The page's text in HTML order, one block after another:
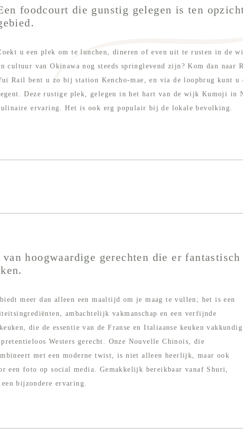
foodcourt die gunstig gelegen is ten
u een plek om te lunchen, dineren of even uit te rusten in de
cultuur van Okinawa nog steeds springlevend zijn? Kom dan naar
Rail bent u zo bij station Kencho-mae, en via de loopbrug kunt u
Deze rustige plek, gelegen in het hart van de wijk Kumoji in
ervaring. Het is ook erg populair bij de lokale bevolking.
hoogwaardige gerechten die er fantastisch
meer dan alleen een maaltijd om je maag te vullen; het is een
ambachtelijk vakmanschap en een verfijnde
die de essentie van de Franse en Italiaanse keuken vakkundig
Westers gerecht. Onze Nouvelle Chinois, die
met een moderne twist, is niet alleen heerlijk, maar ook
een foto op social media. Gemakkelijk bereikbaar vanaf Shuri,
bijzondere ervaring.